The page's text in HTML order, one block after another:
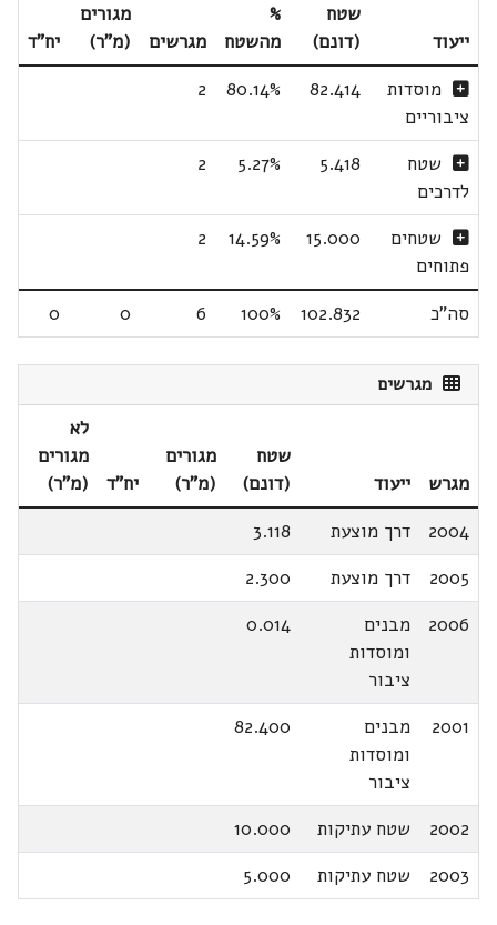
ייעוד
שטח
(דונם)
%
מהשטח
מגרשים
מגורים
(מ"ר)
יח"ד
מוסדות
ציבוריים
82.414
80.14%
2
שטח
לדרכים
5.418
5.27%
2
שטחים
פתוחים
15.000
14.59%
2
סה"כ 102.832
100%
6
0
0
מגרשים
מגרש ייעוד
שטח
(דונם)
מגורים
(מ"ר)
יח"ד
לא
מגורים
(מ"ר)
2004
דרך מוצעת
3.118
2005
דרך מוצעת
2.300
2006
מבנים
ומוסדות
ציבור
0.014
2001
מבנים
ומוסדות
ציבור
82.400
2002 שטח עתיקות
10.000
2003
שטח עתיקות 5.000